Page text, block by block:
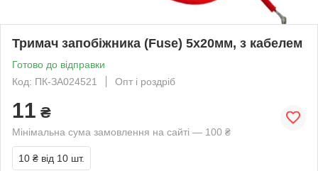
Тримач запобіжника (Fuse) 5х20мм, з кабелем
Готово до відправки
Код: ПК-ЗА024521
Опт і роздріб
11 ₴
Мінімальна сума замовлення на сайті — 100 ₴
10 ₴ від 10 шт.